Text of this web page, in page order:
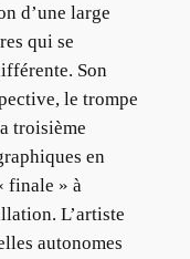
d’une large
qui se
Son
le trompe
troisième
en
finale » à
L’artiste
autonomes